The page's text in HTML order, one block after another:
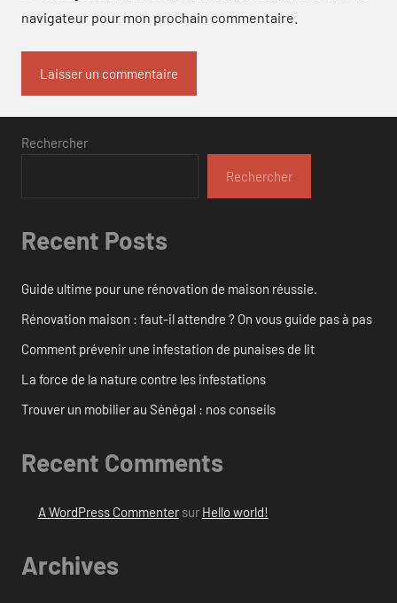
navigateur pour mon prochain commentaire.
Rechercher
Rechercher
Recent Posts
Guide ultime pour une rénovation de maison réussie.
Rénovation maison : faut-il attendre ? On vous guide pas à pas
Comment prévenir une infestation de punaises de lit
La force de la nature contre les infestations
Trouver un mobilier au Sénégal : nos conseils
Recent Comments
A WordPress Commentersur Hello world!
Archives